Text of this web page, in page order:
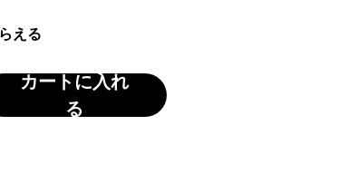
える
カートに入れ
る